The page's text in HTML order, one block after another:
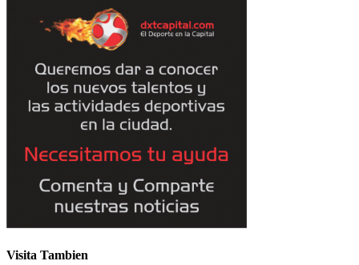
Visita Tambien